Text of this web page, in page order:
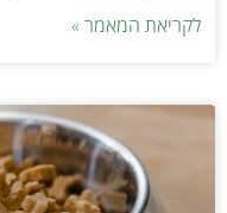
לקריאת המאמר »